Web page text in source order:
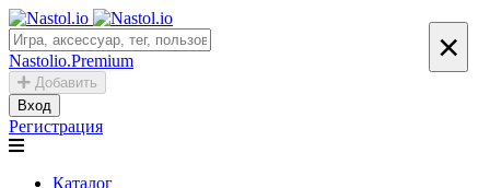
Nastolio.Premium
Добавить
Вход
Регистрация
Каталог
×